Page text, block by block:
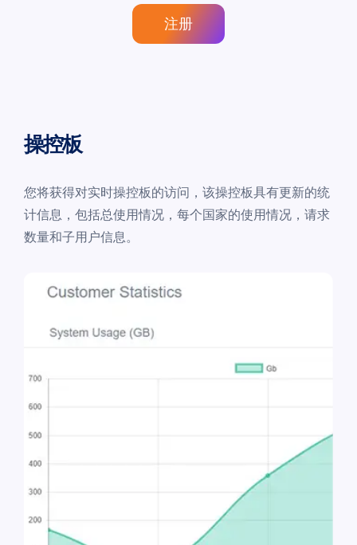
注册
操控板
您将获得对实时操控板的访问，该操控板具有更新的统
计信息，包括总使用情况，每个国家的使用情况，请求
数量和子用户信息。